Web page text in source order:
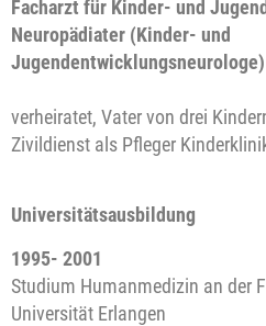
Facharzt für Kinder- und
Neuropädiater (Kinder- und
Jugendentwicklungsneurologe)
verheiratet, Vater von drei
Zivildienst als Pfleger
Universitätsausbildung
1995- 2001
Studium Humanmedizin an der
Universität Erlangen